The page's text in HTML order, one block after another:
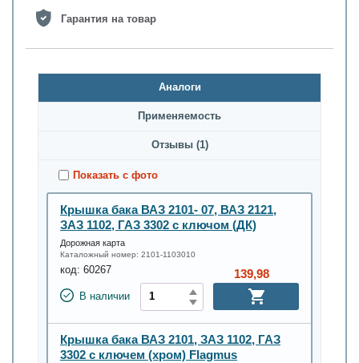
Гарантия на товар
Аналоги
Применяемость
Oтзывы (1)
Показать с фото
Крышка бака ВАЗ 2101- 07, ВАЗ 2121,
ЗАЗ 1102, ГАЗ 3302 с ключом (ДК)
Дорожная карта
Каталожный номер: 2101-1103010
код: 60267
В наличии
139,98
Крышка бака ВАЗ 2101, ЗАЗ 1102, ГАЗ
3302 с ключем (хром) Flagmus